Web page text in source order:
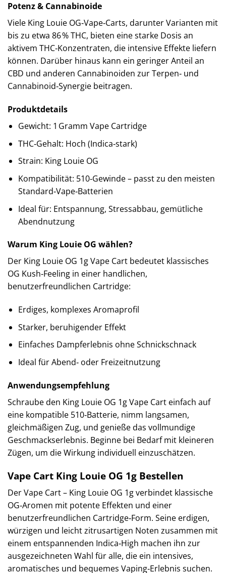
Potenz & Cannabinoide
Viele King Louie OG‑Vape‑Carts, darunter Varianten mit
bis zu etwa 86 % THC, bieten eine starke Dosis an
aktivem THC‑Konzentraten, die intensive Effekte liefern
können. Darüber hinaus kann ein geringer Anteil an
CBD und anderen Cannabinoiden zur Terpen‑ und
Cannabinoid‑Synergie beitragen.
Produktdetails
Gewicht: 1 Gramm Vape Cartridge
THC‑Gehalt: Hoch (Indica‑stark)
Strain: King Louie OG
Kompatibilität: 510‑Gewinde – passt zu den meisten
Standard‑Vape‑Batterien
Ideal für: Entspannung, Stressabbau, gemütliche
Abendnutzung
Warum King Louie OG wählen?
Der King Louie OG 1g Vape Cart bedeutet klassisches
OG Kush‑Feeling in einer handlichen,
benutzerfreundlichen Cartridge:
Erdiges, komplexes Aromaprofil
Starker, beruhigender Effekt
Einfaches Dampferlebnis ohne Schnickschnack
Ideal für Abend‑ oder Freizeitnutzung
Anwendungsempfehlung
Schraube den King Louie OG 1g Vape Cart einfach auf
eine kompatible 510‑Batterie, nimm langsamen,
gleichmäßigen Zug, und genieße das vollmundige
Geschmackserlebnis. Beginne bei Bedarf mit kleineren
Zügen, um die Wirkung individuell einzuschätzen.
Vape Cart King Louie OG 1g Bestellen
Der Vape Cart – King Louie OG 1g verbindet klassische
OG‑Aromen mit potente Effekten und einer
benutzerfreundlichen Cartridge‑Form. Seine erdigen,
würzigen und leicht zitrusartigen Noten zusammen mit
einem entspannenden Indica‑High machen ihn zur
ausgezeichneten Wahl für alle, die ein intensives,
aromatisches und bequemes Vaping‑Erlebnis suchen.